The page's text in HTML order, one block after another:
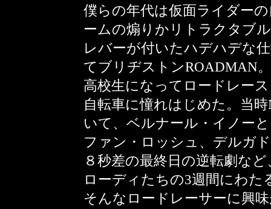
僕らの年代は仮面ライダー
ームの煽りかリトラクタブ
レバーが付いたハデハデな
てブリヂストンROADMAN
高校生になってロードレー
自転車に憧れはじめた。当
いて、ベルナール・イノー
ファン・ロッシュ、デルガ
８秒差の最終日の逆転劇な
ローディたちの3週間にわた
そんなロードレーサーに興